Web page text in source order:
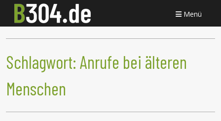
Menü
Schlagwort: Anrufe bei älteren
Menschen